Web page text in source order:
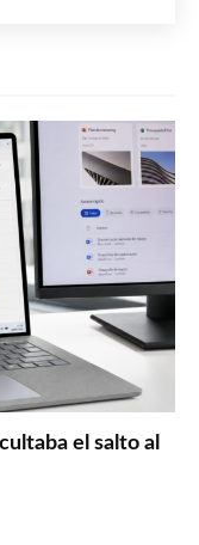
el salto al